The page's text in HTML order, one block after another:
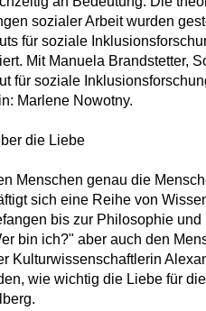
sozialer Arbeit wurden
für soziale
Mit Manuela Brandstetter,
für soziale
Marlene Nowotny.
die Liebe
Menschen genau die
sich eine Reihe von
bis zur Philosophie
bin ich?" aber auch den
Kulturwissenschaftlerin
wie wichtig die Liebe für